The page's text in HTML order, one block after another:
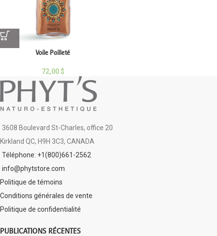
Voile Pailleté
72,00$
3608 Boulevard St-Charles, office 20
Kirkland QC, H9H 3C3, CANADA
Téléphone: +1(800)661-2562
info@phytstore.com
Politique de témoins
Conditions générales de vente
Politique de confidentialité
PUBLICATIONS RÉCENTES